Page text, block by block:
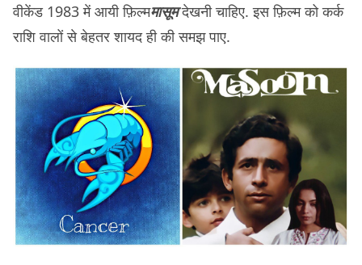
वीकेंड 1983 में आयी फ़िल्ममासूमदेखनी चाहिए. इस फ़िल्म को कर्क
राशि वालों से बेहतर शायद ही की समझ पाए.